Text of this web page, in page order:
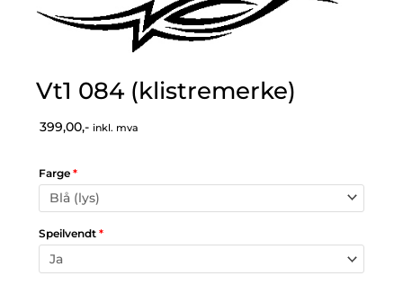
Vt1 084 (klistremerke)
399,00,- inkl. mva
Farge *
Speilvendt *